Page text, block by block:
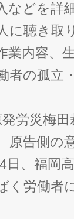
などを詳
に聴き取
業内容、
者の孤立
労災梅
原告側の
日、福岡
く労働者